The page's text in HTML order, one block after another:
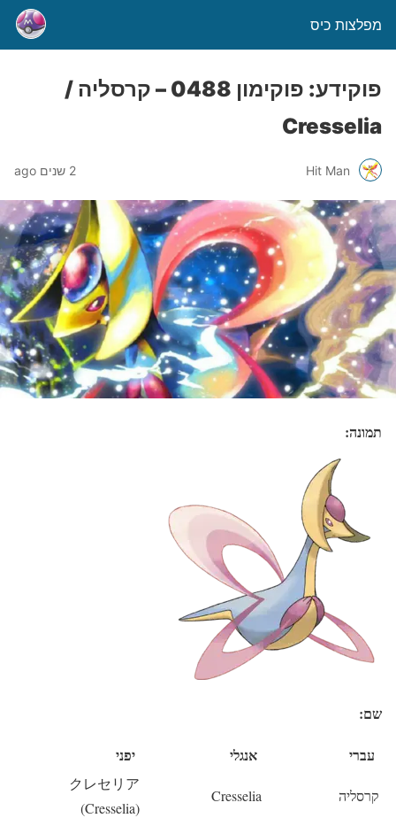
מפלצות כיס
פוקידע: פוקימון 0488 – קרסליה /
Cresselia
Hit Man 2 שנים ago
תמונה:
שם:
עברי אנגלי יפני
קרסליה Cresselia
クレセリア
(Cresselia)